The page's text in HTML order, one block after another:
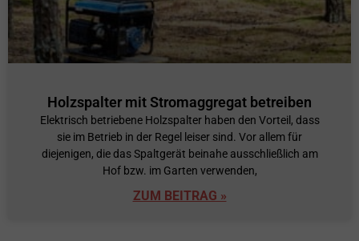
Holzspalter mit Stromaggregat betreiben
Elektrisch betriebene Holzspalter haben den Vorteil, dass
sie im Betrieb in der Regel leiser sind. Vor allem für
diejenigen, die das Spaltgerät beinahe ausschließlich am
Hof bzw. im Garten verwenden,
ZUM BEITRAG »